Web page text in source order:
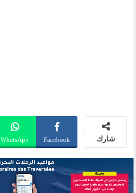
شارك Facebook
WhatsApp